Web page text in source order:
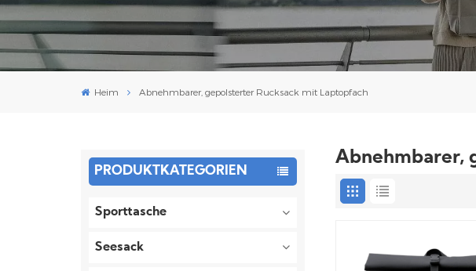
Heim Abnehmbarer, gepolsterter Rucksack mit Laptopfach
PRODUKTKATEGORIEN
Sporttasche
Seesack
Abnehmbarer,